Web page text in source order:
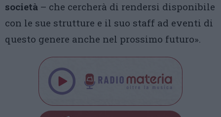
società – che cercherà di rendersi disponibile
con le sue strutture e il suo staff ad eventi di
questo genere anche nel prossimo futuro».